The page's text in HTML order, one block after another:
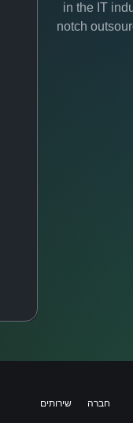
in the IT
notch
חברה שירותים